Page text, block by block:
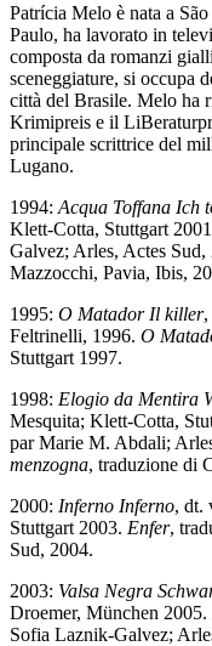
Patrícia Melo è nata a
Paulo, ha lavorato in
composta da romanzi
sceneggiature, si occupa
città del Brasile. Melo ha
Krimipreis e il
principale scrittrice del
Lugano.
1994: Acqua Toffana Ich
Klett-Cotta, Stuttgart
Galvez; Arles, Actes Sud,
Mazzocchi, Pavia, Ibis,
1995: O Matador Il killer,
Feltrinelli, 1996. O
Stuttgart 1997.
1998: Elogio da Mentira
Mesquita; Klett-Cotta,
par Marie M. Abdali;
menzogna, traduzione di
2000: Inferno Inferno, dt.
Stuttgart 2003. Enfer,
Sud, 2004.
2003: Valsa Negra
Droemer, München 2005.
Sofia Laznik-Galvez;